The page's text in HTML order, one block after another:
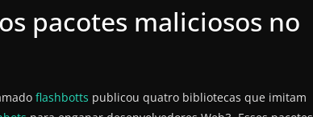
pacotes maliciosos no
flashbotts publicou quatro bibliotecas que imitam